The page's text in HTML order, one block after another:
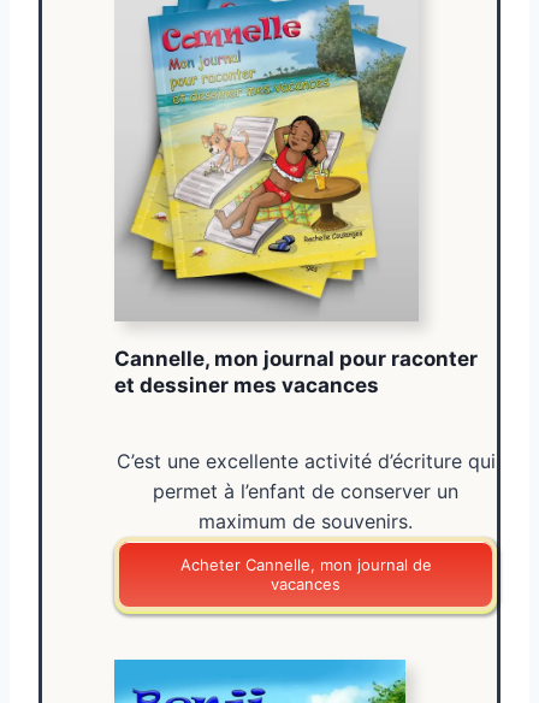
Cannelle, mon journal pour raconter
et dessiner mes vacances
C’est une excellente activité d’écriture qui
permet à l’enfant de conserver un
maximum de souvenirs.
Acheter Cannelle, mon journal de
vacances